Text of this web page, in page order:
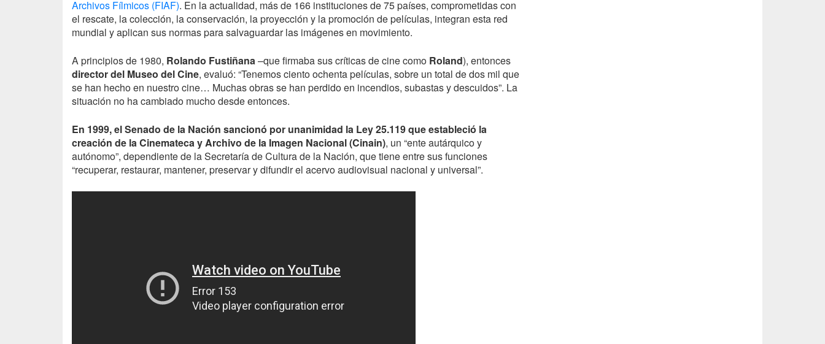
Archivos Fílmicos (FIAF). En la actualidad, más de 166 instituciones de 75 países, comprometidas con
el rescate, la colección, la conservación, la proyección y la promoción de películas, integran esta red
mundial y aplican sus normas para salvaguardar las imágenes en movimiento.
A principios de 1980, Rolando Fustiñana –que firmaba sus críticas de cine como Roland), entonces
director del Museo del Cine, evaluó: “Tenemos ciento ochenta películas, sobre un total de dos mil que
se han hecho en nuestro cine… Muchas obras se han perdido en incendios, subastas y descuidos”. La
situación no ha cambiado mucho desde entonces.
En 1999, el Senado de la Nación sancionó por unanimidad la Ley 25.119 que estableció la
creación de la Cinemateca y Archivo de la Imagen Nacional (Cinain), un “ente autárquico y
autónomo”, dependiente de la Secretaría de Cultura de la Nación, que tiene entre sus funciones
“recuperar, restaurar, mantener, preservar y difundir el acervo audiovisual nacional y universal”.